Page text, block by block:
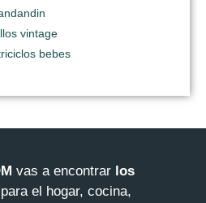
vintage
bebes
vas a encontrar los
para el hogar, cocina,